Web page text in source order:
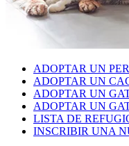
ADOPTAR UN
ADOPTAR UN
ADOPTAR UN
ADOPTAR UN
LISTA DE
INSCRIBIR UNA